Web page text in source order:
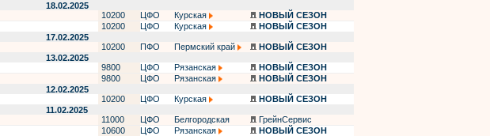
18.02.2025
10200 ЦФО Курская
НОВЫЙ СЕЗОН
10200 ЦФО Курская
НОВЫЙ СЕЗОН
17.02.2025
10200 ПФО Пермский край
НОВЫЙ СЕЗОН
13.02.2025
9800 ЦФО Рязанская
НОВЫЙ СЕЗОН
9800 ЦФО Рязанская
НОВЫЙ СЕЗОН
12.02.2025
10200 ЦФО Курская
НОВЫЙ СЕЗОН
11.02.2025
11000 ЦФО Белгородская
ГрейнСервис
10600 ЦФО Рязанская
НОВЫЙ СЕЗОН